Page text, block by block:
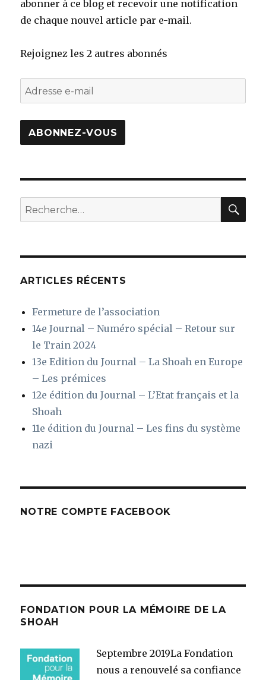
abonner à ce blog et recevoir une notification
de chaque nouvel article par e-mail.
Rejoignez les 2 autres abonnés
Adresse
e-
mail
ABONNEZ-VOUS
Recherche
pour
ARTICLES RÉCENTS
Fermeture de l’association
14e Journal – Numéro spécial – Retour sur
le Train 2024
13e Edition du Journal – La Shoah en Europe
– Les prémices
12e édition du Journal – L’Etat français et la
Shoah
11e édition du Journal – Les fins du système
nazi
NOTRE COMPTE FACEBOOK
FONDATION POUR LA MÉMOIRE DE LA
SHOAH
Septembre 2019La Fondation
nous a renouvelé sa confiance